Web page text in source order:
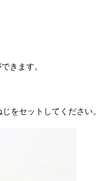
きます。
をセットしてください。